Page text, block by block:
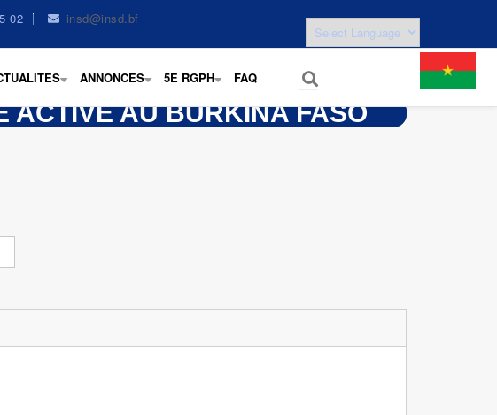
02 insd@insd.bf
+ +
ANNONCES
+
5E RGPH FAQ
ACTIVE AU BURKINA FASO